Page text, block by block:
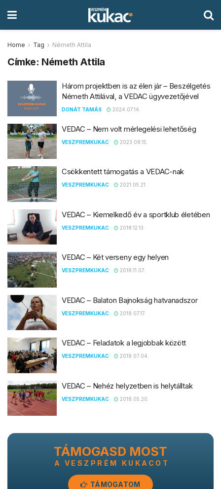
Home Tag Németh Attila
Címke: Németh Attila
Három projektben is az élen jár – Beszélgetés
Németh Attilával, a VEDAC ügyvezetőjével
DONÁT TAMÁS 2024.07.14.
VEDAC – Nem volt mérlegelési lehetőség
VESZPREMKUKAC 2023.08.15.
Csökkentett támogatás a VEDAC-nak
VESZPREMKUKAC 2021.05.21.
VEDAC – Kiemelkedő év a sportklub életében
VESZPREMKUKAC 2018.12.13.
VEDAC – Két verseny egy helyen
VESZPREMKUKAC 2018.11.07.
VEDAC – Balaton Bajnokság hatvanadszor
VESZPREMKUKAC 2018.07.17.
VEDAC – Feladatok a legjobbak között
VESZPREMKUKAC 2018.07.04.
VEDAC – Nehéz helyzetben is helytálltak
VESZPREMKUKAC 2018.05.20.
TÁMOGASD MOST
A VESZPRÉM KUKACOT
TÁMOGATOM